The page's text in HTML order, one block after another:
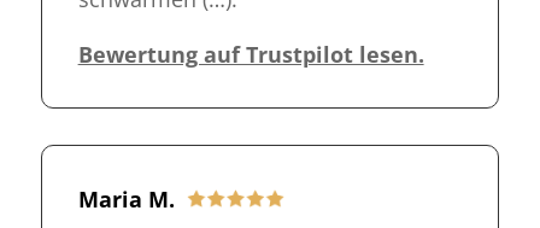
Bewertung auf Trustpilot lesen.
Maria M.